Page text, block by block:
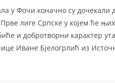
у Фочи коначно су дочекали
лиге Српске у којем ће
и добротворни карактер
Иване Бјелогрлић из